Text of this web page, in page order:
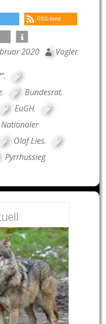
RSS-feed
2020 Vogler
,
, Bundesrat,
EuGH,
Nationaler
Olaf Lies,
Pyrrhussieg